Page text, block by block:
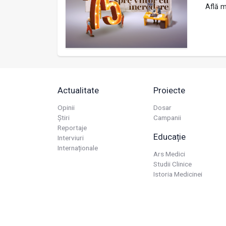
Află
Actualitate
Opinii
Știri
Reportaje
Interviuri
Internaționale
Proiecte
Dosar
Campanii
Educație
Ars Medici
Studii Clinice
Istoria Medicinei